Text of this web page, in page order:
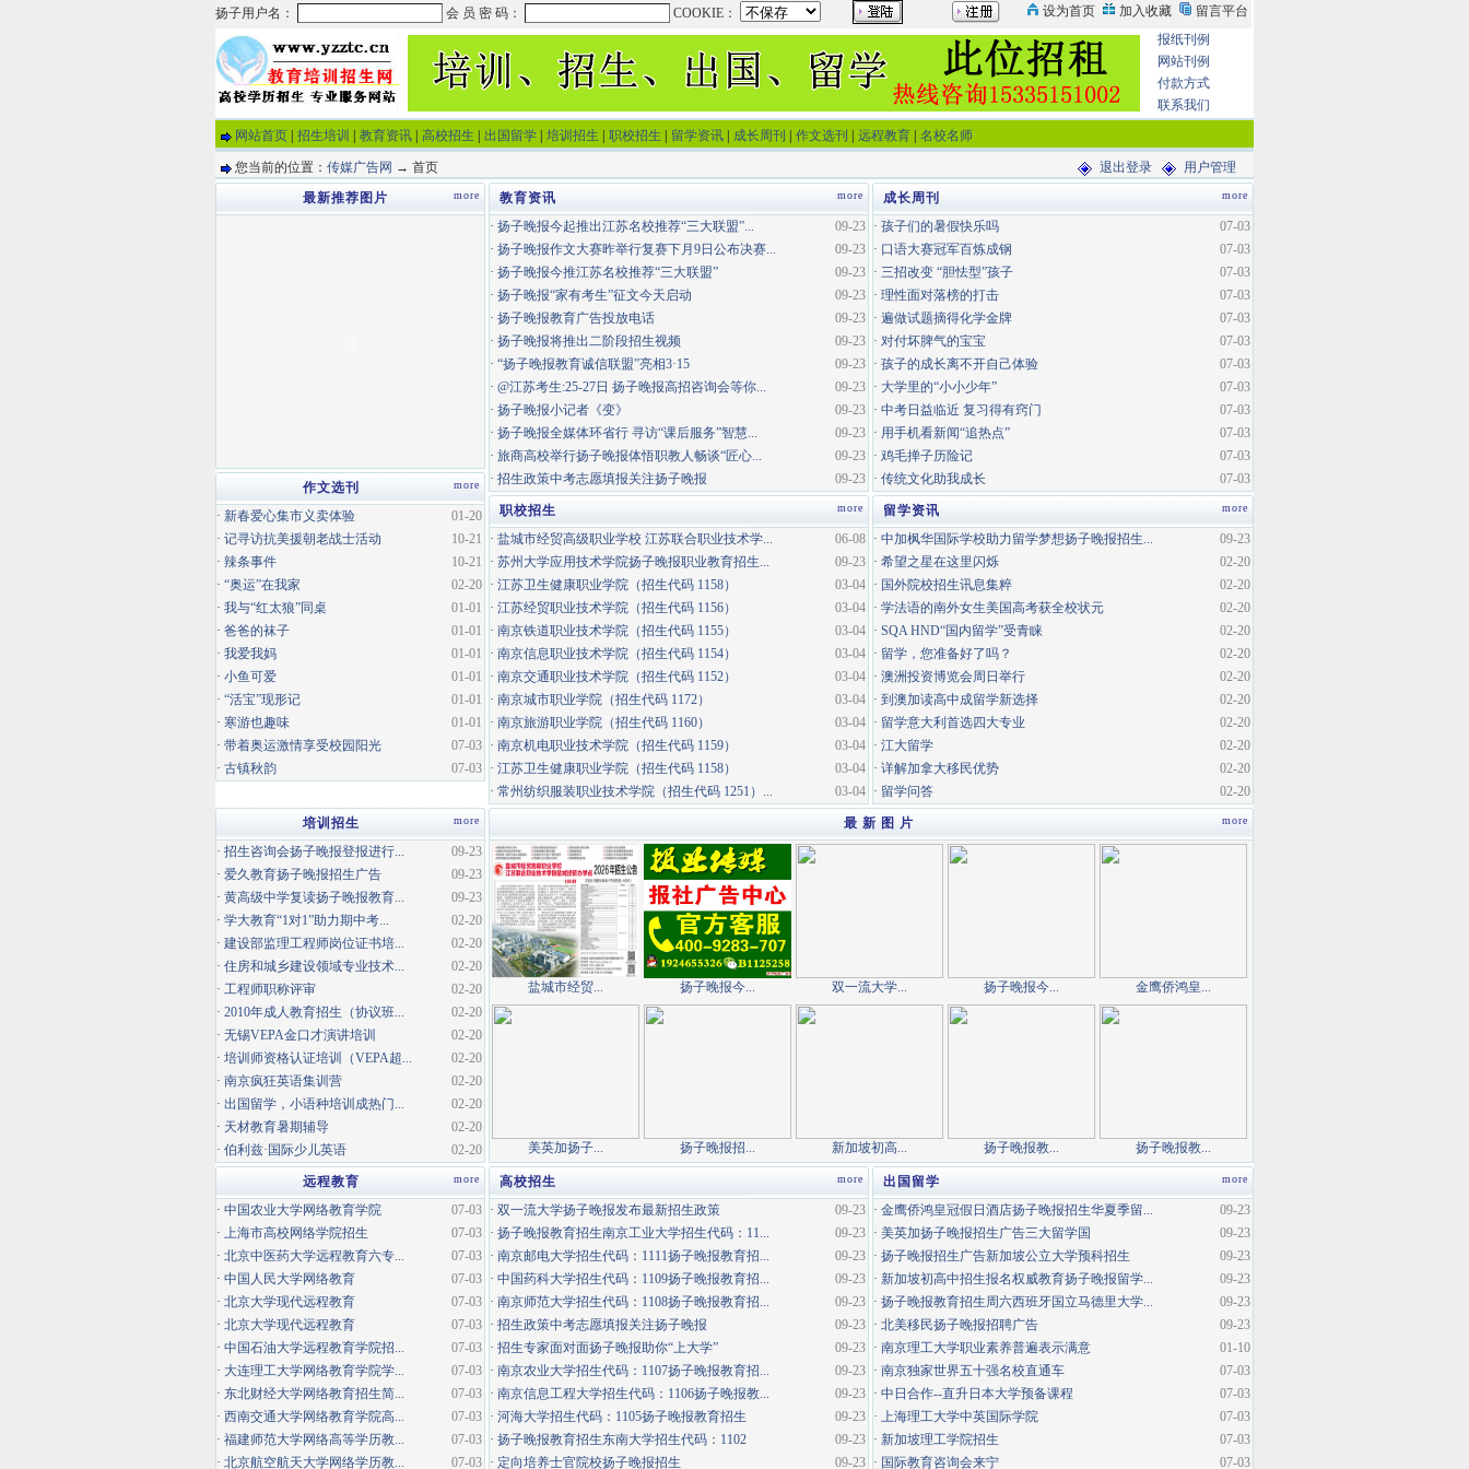
报纸刊例
网站刊例
付款方式
联系我们
网站首页
招生培训 教育资讯 高校招生 出国留学 培训招生 职校招生 留学资讯 成长周刊 作文选刊 远程教育 名校名师
您当前的位置： 传媒广告网 → 首页 退出登录 用户管理
more
教育资讯 more
成长周刊
09-23
· 扬子晚报今起推出江苏名校推荐“三大联盟”...
09-23
· 扬子晚报作文大赛昨举行复赛下月9日公布决赛...
09-23
· 扬子晚报今推江苏名校推荐“三大联盟”
09-23
· 扬子晚报“家有考生”征文今天启动
09-23
· 扬子晚报教育广告投放电话
09-23
· 扬子晚报将推出二阶段招生视频
09-23
· “扬子晚报教育诚信联盟”亮相3·15
09-23
· @江苏考生:25-27日 扬子晚报高招咨询会等你...
09-23
· 扬子晚报小记者《变》
09-23
· 扬子晚报全媒体环省行 寻访“课后服务”智慧...
09-23
· 旅商高校举行扬子晚报体悟职教人畅谈“匠心...
09-23
· 招生政策中考志愿填报关注扬子晚报
07-03
· 孩子们的暑假快乐吗
07-03
· 口语大赛冠军百炼成钢
07-03
· 三招改变 “胆怯型”孩子
07-03
· 理性面对落榜的打击
07-03
· 遍做试题摘得化学金牌
07-03
· 对付坏脾气的宝宝
07-03
· 孩子的成长离不开自己体验
07-03
· 大学里的“小小少年”
07-03
· 中考日益临近 复习得有窍门
07-03
· 用手机看新闻“追热点”
07-03
· 鸡毛掸子历险记
07-03
· 传统文化助我成长
more
职校招生 more
留学资讯
06-08
· 盐城市经贸高级职业学校 江苏联合职业技术学...
09-23
· 苏州大学应用技术学院扬子晚报职业教育招生...
03-04
· 江苏卫生健康职业学院（招生代码 1158）
03-04
· 江苏经贸职业技术学院（招生代码 1156）
03-04
· 南京铁道职业技术学院（招生代码 1155）
03-04
· 南京信息职业技术学院（招生代码 1154）
03-04
· 南京交通职业技术学院（招生代码 1152）
03-04
· 南京城市职业学院（招生代码 1172）
03-04
· 南京旅游职业学院（招生代码 1160）
03-04
· 南京机电职业技术学院（招生代码 1159）
03-04
· 江苏卫生健康职业学院（招生代码 1158）
03-04
· 常州纺织服装职业技术学院（招生代码 1251）...
09-23
· 中加枫华国际学校助力留学梦想扬子晚报招生...
02-20
· 希望之星在这里闪烁
02-20
· 国外院校招生讯息集粹
02-20
· 学法语的南外女生美国高考获全校状元
02-20
· SQA HND“国内留学”受青睐
02-20
· 留学，您准备好了吗？
02-20
· 澳洲投资博览会周日举行
02-20
· 到澳加读高中成留学新选择
02-20
· 留学意大利首选四大专业
02-20
· 江大留学
02-20
· 详解加拿大移民优势
02-20
· 留学问答
more
最新推荐图片
more
作文选刊
01-20
· 新春爱心集市义卖体验
10-21
· 记寻访抗美援朝老战士活动
10-21
· 辣条事件
02-20
· “奥运”在我家
01-01
· 我与“红太狼”同桌
01-01
· 爸爸的袜子
01-01
· 我爱我妈
01-01
· 小鱼可爱
01-01
· “活宝”现形记
01-01
· 寒游也趣味
07-03
· 带着奥运激情享受校园阳光
07-03
· 古镇秋韵
more
最 新 图 片
盐城市经贸... 扬子晚报今... 双一流大学... 扬子晚报今... 金鹰侨鸿皇...
美英加扬子... 扬子晚报招... 新加坡初高... 扬子晚报教... 扬子晚报教...
more
高校招生 more
出国留学
09-23
· 双一流大学扬子晚报发布最新招生政策
09-23
· 扬子晚报教育招生南京工业大学招生代码：11...
09-23
· 南京邮电大学招生代码：1111扬子晚报教育招...
09-23
· 中国药科大学招生代码：1109扬子晚报教育招...
09-23
· 南京师范大学招生代码：1108扬子晚报教育招...
09-23
· 招生政策中考志愿填报关注扬子晚报
09-23
· 招生专家面对面扬子晚报助你“上大学”
09-23
· 南京农业大学招生代码：1107扬子晚报教育招...
09-23
· 南京信息工程大学招生代码：1106扬子晚报教...
09-23
· 河海大学招生代码：1105扬子晚报教育招生
09-23
· 扬子晚报教育招生东南大学招生代码：1102
09-23
· 定向培养士官院校扬子晚报招生
09-23
· 金鹰侨鸿皇冠假日酒店扬子晚报招生华夏季留...
09-23
· 美英加扬子晚报招生广告三大留学国
09-23
· 扬子晚报招生广告新加坡公立大学预科招生
09-23
· 新加坡初高中招生报名权威教育扬子晚报留学...
09-23
· 扬子晚报教育招生周六西班牙国立马德里大学...
09-23
· 北美移民扬子晚报招聘广告
01-10
· 南京理工大学职业素养普遍表示满意
07-03
· 南京独家世界五十强名校直通车
07-03
· 中日合作--直升日本大学预备课程
07-03
· 上海理工大学中英国际学院
07-03
· 新加坡理工学院招生
07-03
· 国际教育咨询会来宁
more
培训招生
09-23
· 招生咨询会扬子晚报登报进行...
09-23
· 爱久教育扬子晚报招生广告
09-23
· 黄高级中学复读扬子晚报教育...
02-20
· 学大教育“1对1”助力期中考...
02-20
· 建设部监理工程师岗位证书培...
02-20
· 住房和城乡建设领域专业技术...
02-20
· 工程师职称评审
02-20
· 2010年成人教育招生（协议班...
02-20
· 无锡VEPA金口才演讲培训
02-20
· 培训师资格认证培训（VEPA超...
02-20
· 南京疯狂英语集训营
02-20
· 出国留学，小语种培训成热门...
02-20
· 天材教育暑期辅导
02-20
· 伯利兹·国际少儿英语
more
远程教育
07-03
· 中国农业大学网络教育学院
07-03
· 上海市高校网络学院招生
07-03
· 北京中医药大学远程教育六专...
07-03
· 中国人民大学网络教育
07-03
· 北京大学现代远程教育
07-03
· 北京大学现代远程教育
07-03
· 中国石油大学远程教育学院招...
07-03
· 大连理工大学网络教育学院学...
07-03
· 东北财经大学网络教育招生简...
07-03
· 西南交通大学网络教育学院高...
07-03
· 福建师范大学网络高等学历教...
07-03
· 北京航空航天大学网络学历教...